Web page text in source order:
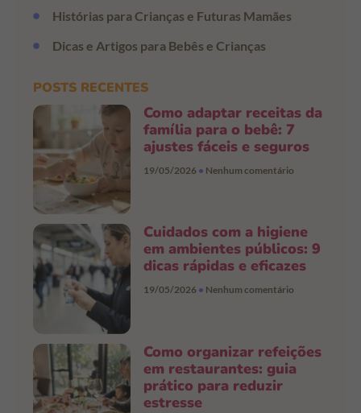
Histórias para Crianças e Futuras Mamães
Dicas e Artigos para Bebês e Crianças
POSTS RECENTES
Como adaptar receitas da
família para o bebê: 7
ajustes fáceis e seguros
19/05/2026 Nenhum comentário
Cuidados com a higiene
em ambientes públicos: 9
dicas rápidas e eficazes
19/05/2026 Nenhum comentário
Como organizar refeições
em restaurantes: guia
prático para reduzir
estresse